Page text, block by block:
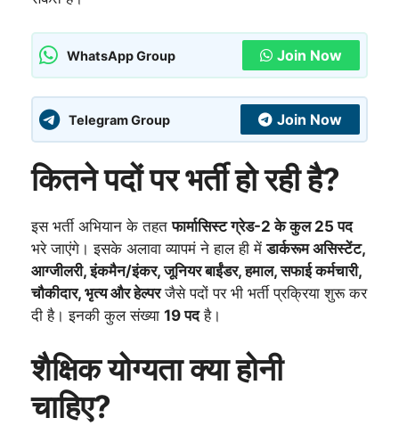
WhatsApp Group Join Now
Telegram Group Join Now
कितने पदों पर भर्ती हो रही है?
इस भर्ती अभियान के तहतफार्मासिस्ट ग्रेड-2 के कुल 25 पद
भरे जाएंगे। इसके अलावा व्यापमं ने हाल ही मेंडार्करूम असिस्टेंट,
आग्जीलरी, इंकमैन/इंकर, जूनियर बाईंडर, हमाल, सफाई कर्मचारी,
चौकीदार, भृत्य और हेल्परजैसे पदों पर भी भर्ती प्रक्रिया शुरू कर
दी है। इनकी कुल संख्या 19 पदहै।
शैक्षिक योग्यता क्या होनी
चाहिए?